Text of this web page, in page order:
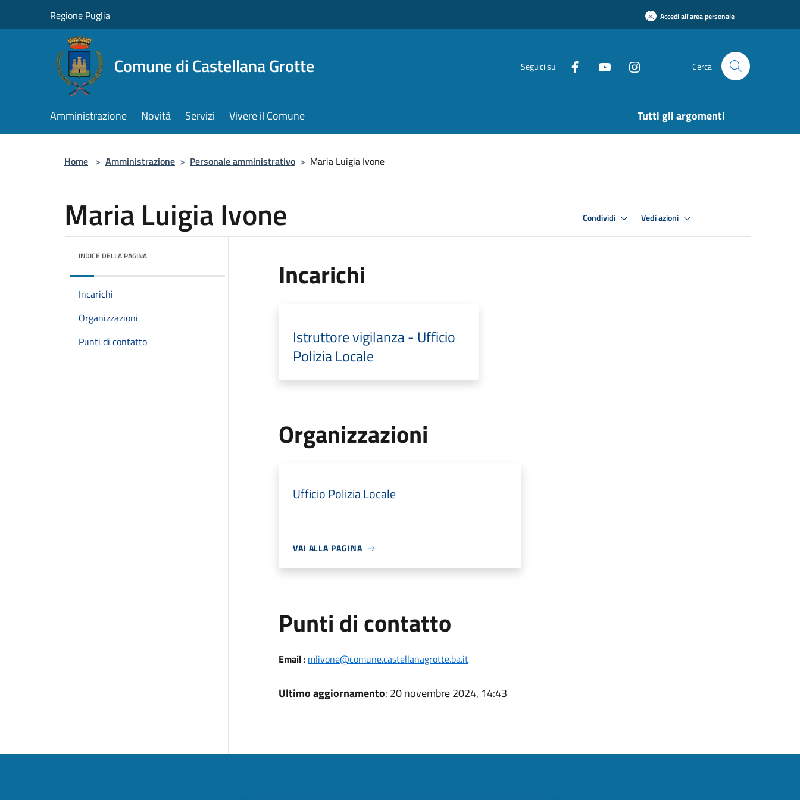
Regione Puglia Accedi all'area personale
Comune di Castellana Grotte Seguici su Cerca
Amministrazione Novità Servizi Vivere il Comune Tutti gli argomenti
Home > Amministrazione > Personale amministrativo > Maria Luigia Ivone
Maria Luigia Ivone Condividi Vedi azioni
INDICE DELLA PAGINA
Incarichi
Organizzazioni
Punti di contatto
Incarichi
Istruttore vigilanza - Ufficio
Polizia Locale
Organizzazioni
Ufficio Polizia Locale
VAI ALLA PAGINA
Punti di contatto
Email: mlivone@comune.castellanagrotte.ba.it
Ultimo aggiornamento: 20 novembre 2024, 14:43